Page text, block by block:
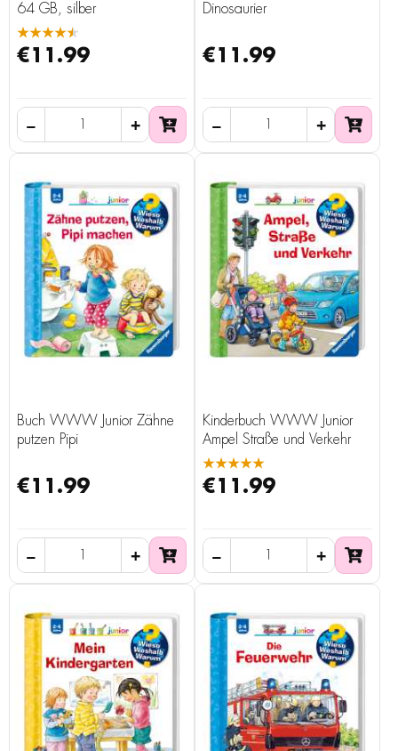
64 GB, silber
★★★★★
€11.99
Dinosaurier
€11.99
Buch WWW Junior Zähne
putzen Pipi
€11.99
Kinderbuch WWW Junior
Ampel Straße und Verkehr
★★★★★
€11.99